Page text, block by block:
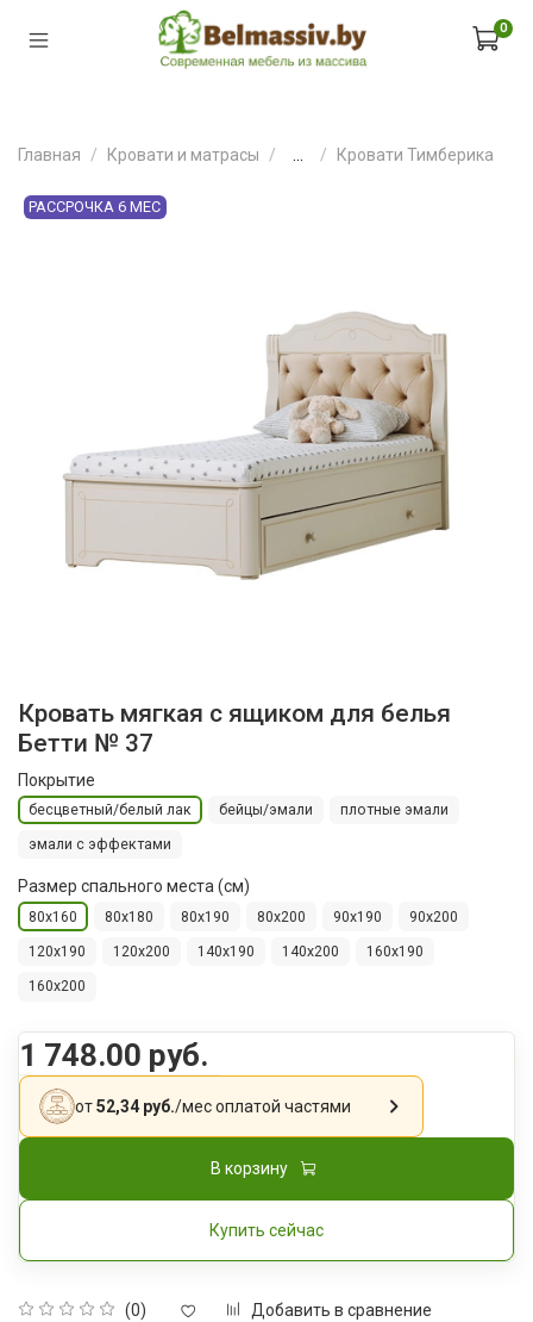
0
Главная Кровати и матрасы Кровати Тимберика
РАССРОЧКА 6 МЕС
Кровать мягкая с ящиком для белья
Бетти № 37
(0) Добавить в сравнение
Покрытие
бесцветный/белый лак бейцы/эмали плотные эмали
эмали с эффектами
Размер спального места (см)
80x160 80x180 80x190 80x200 90x190 90x200
120x190 120x200 140x190 140x200 160x190
160x200
1 748.00 руб.
от52,34 руб./месоплатой частями
В корзину
Купить сейчас